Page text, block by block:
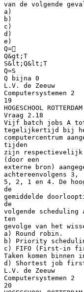
van de volgende
a)
b)
c)
d)
e)
Q=
Q&gt;T
S&lt;Q&lt;T
Q=S
Q bijna 0
L.V. de Zeeuw
Computersystemen 2
19
HOGESCHOOL
Vraag 2.18
Vijf batch jobs A
tegelijkertijd bij
computercentrum
tijden
zijn respectievelijk
(door een
externe bron)
achtereenvolgens 3,
5, 2, 1 en 4. De
de
gemiddelde
de
volgende scheduling
ten
gevolge van het
a) Round robin.
b) Priority
c) FIFO (First-in
Taken komen binnen
d) Shortest job
L.V. de Zeeuw
Computersystemen 2
20